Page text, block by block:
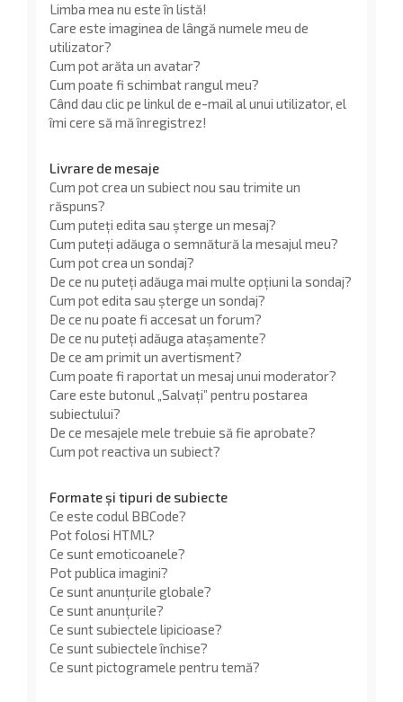
Limba mea nu este în listă!
Care este imaginea de lângă numele meu de
utilizator?
Cum pot arăta un avatar?
Cum poate fi schimbat rangul meu?
Când dau clic pe linkul de e-mail al unui utilizator, el
îmi cere să mă înregistrez!
Livrare de mesaje
Cum pot crea un subiect nou sau trimite un
răspuns?
Cum puteți edita sau șterge un mesaj?
Cum puteți adăuga o semnătură la mesajul meu?
Cum pot crea un sondaj?
De ce nu puteți adăuga mai multe opțiuni la sondaj?
Cum pot edita sau șterge un sondaj?
De ce nu poate fi accesat un forum?
De ce nu puteți adăuga atașamente?
De ce am primit un avertisment?
Cum poate fi raportat un mesaj unui moderator?
Care este butonul „Salvați” pentru postarea
subiectului?
De ce mesajele mele trebuie să fie aprobate?
Cum pot reactiva un subiect?
Formate și tipuri de subiecte
Ce este codul BBCode?
Pot folosi HTML?
Ce sunt emoticoanele?
Pot publica imagini?
Ce sunt anunţurile globale?
Ce sunt anunţurile?
Ce sunt subiectele lipicioase?
Ce sunt subiectele închise?
Ce sunt pictogramele pentru temă?